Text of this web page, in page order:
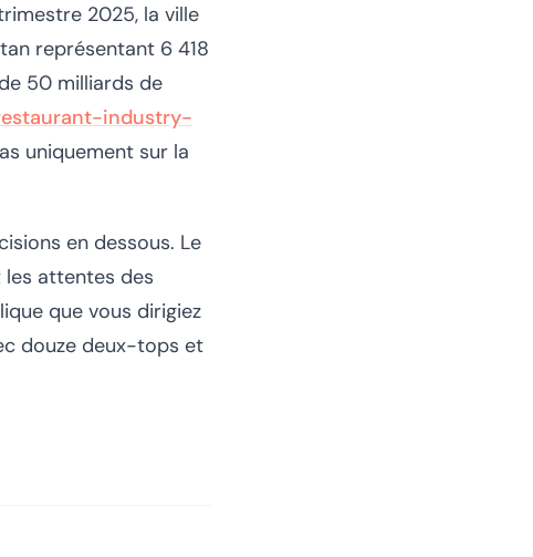
2025, la ville
représentant 6 418
50 milliards de
industry-
uniquement sur la
en dessous. Le
attentes des
que vous dirigiez
douze deux-tops et